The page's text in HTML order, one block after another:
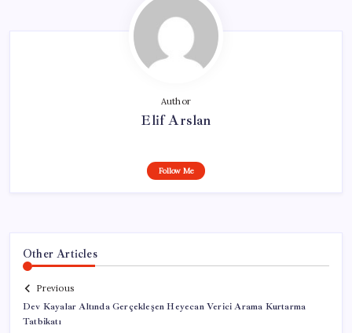
Author
Elif Arslan
Follow Me
Other Articles
Previous
Dev Kayalar Altında Gerçekleşen Heyecan Verici Arama Kurtarma
Tatbikatı